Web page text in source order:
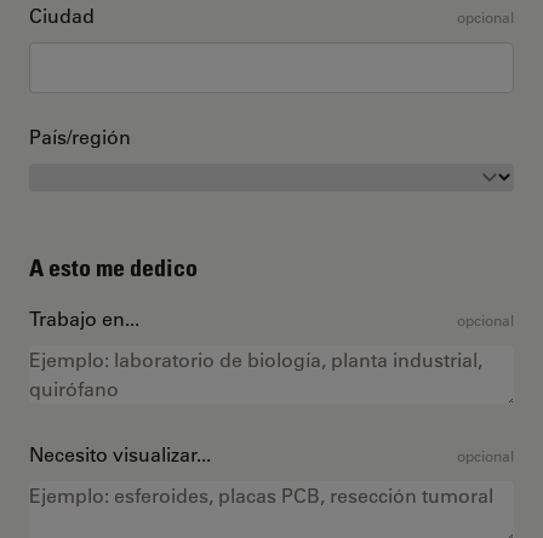
Ciudad opcional
País/región
A esto me dedico
Trabajo en... opcional
Necesito visualizar... opcional